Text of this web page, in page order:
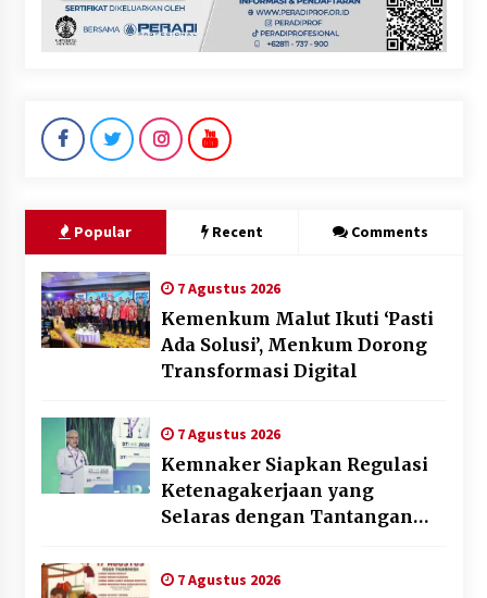
Popular Recent Comments
7 Agustus 2026
Kemenkum Malut Ikuti ‘Pasti
Ada Solusi’, Menkum Dorong
Transformasi Digital
7 Agustus 2026
Kemnaker Siapkan Regulasi
Ketenagakerjaan yang
Selaras dengan Tantangan
7 Agustus 2026